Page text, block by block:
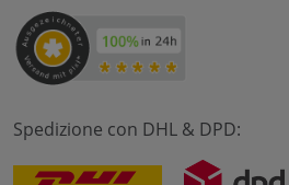
Spedizione con DHL & DPD: